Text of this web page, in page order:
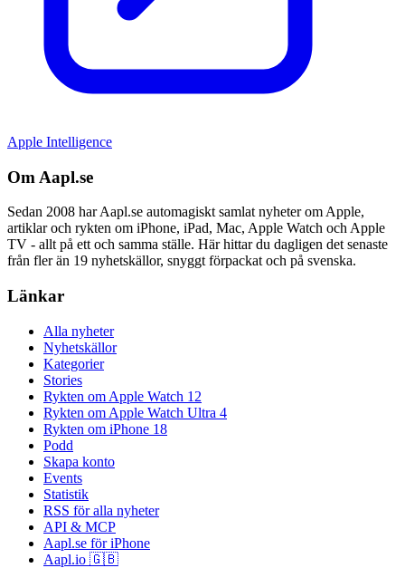
Apple Intelligence
Om Aapl.se
Sedan 2008 har Aapl.se automagiskt samlat nyheter om Apple,
artiklar och rykten om iPhone, iPad, Mac, Apple Watch och Apple
TV - allt på ett och samma ställe. Här hittar du dagligen det senaste
från fler än 19 nyhetskällor, snyggt förpackat och på svenska.
Länkar
Alla nyheter
Nyhetskällor
Kategorier
Stories
Rykten om Apple Watch 12
Rykten om Apple Watch Ultra 4
Rykten om iPhone 18
Podd
Skapa konto
Events
Statistik
RSS för alla nyheter
API & MCP
Aapl.se för iPhone
Aapl.io 🇬🇧